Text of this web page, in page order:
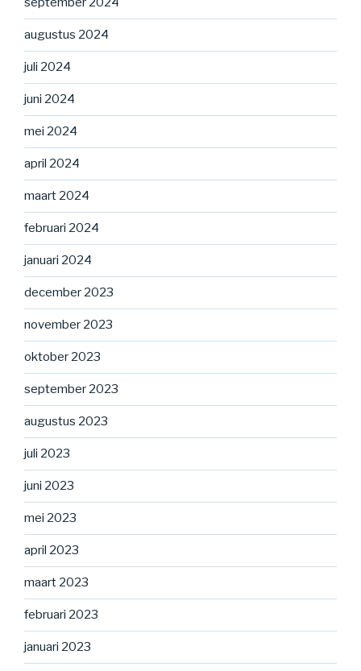
augustus 2024
juli 2024
juni 2024
mei 2024
april 2024
maart 2024
februari 2024
januari 2024
december 2023
november 2023
oktober 2023
september 2023
augustus 2023
juli 2023
juni 2023
mei 2023
april 2023
maart 2023
februari 2023
januari 2023